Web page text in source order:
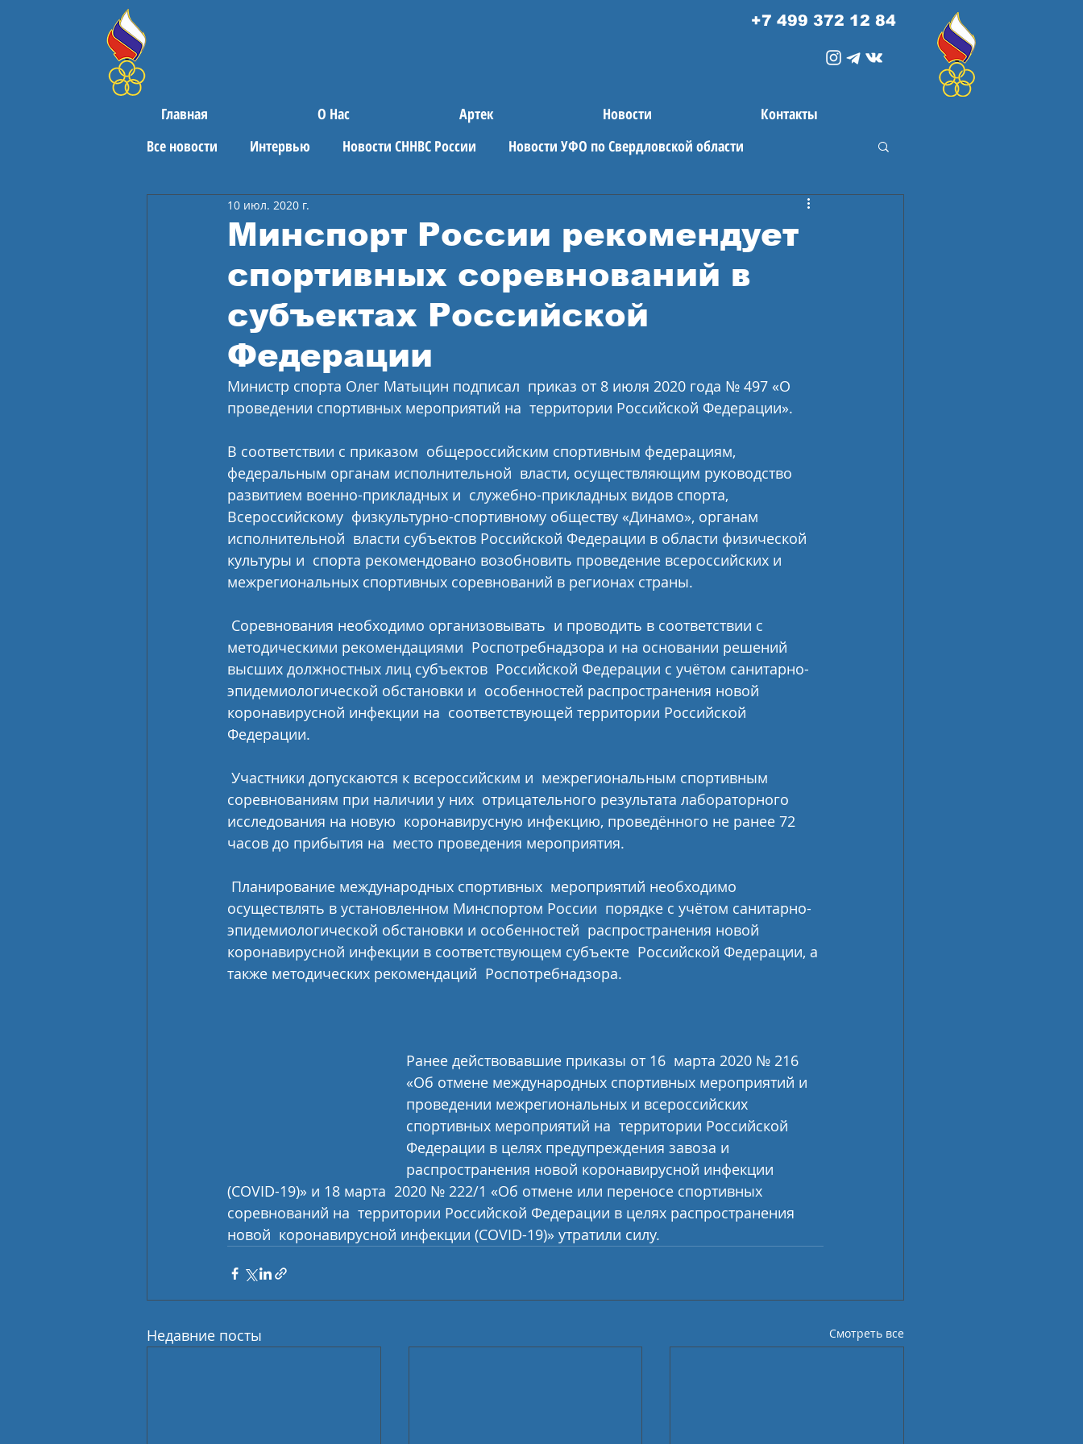
+7 499 372 12 84
Главная О Нас Артек Новости
Контакты
Все новости
Интервью Новости СННВС России Новости УФО по Свердловской области
Поздравления Спортивные новости
Минспорт России рекомендует
спортивных соревнований в
субъектах Российской
Федерации
10 июл. 2020 г.
Министр спорта Олег Матыцин подписал  приказ от 8 июля 2020 года № 497 «О
проведении спортивных мероприятий на  территории Российской Федерации».
В соответствии с приказом  общероссийским спортивным федерациям,
федеральным органам исполнительной  власти, осуществляющим руководство
развитием военно-прикладных и  служебно-прикладных видов спорта,
Всероссийскому  физкультурно-спортивному обществу «Динамо», органам
исполнительной  власти субъектов Российской Федерации в области физической
культуры и  спорта рекомендовано возобновить проведение всероссийских и
межрегиональных спортивных соревнований в регионах страны.
методическими рекомендациями  Роспотребнадзора и на основании решений
высших должностных лиц субъектов  Российской Федерации с учётом санитарно-
эпидемиологической обстановки и  особенностей распространения новой
коронавирусной инфекции на  соответствующей территории Российской
Федерации.
соревнованиям при наличии у них  отрицательного результата лабораторного
исследования на новую  коронавирусную инфекцию, проведённого не ранее 72
часов до прибытия на  место проведения мероприятия.
осуществлять в установленном Минспортом России  порядке с учётом санитарно-
эпидемиологической обстановки и особенностей  распространения новой
коронавирусной инфекции в соответствующем субъекте  Российской Федерации, а
также методических рекомендаций  Роспотребнадзора.
Ранее действовавшие приказы от 16  марта 2020 № 216
«Об отмене международных спортивных мероприятий и
проведении межрегиональных и всероссийских
спортивных мероприятий на  территории Российской
Федерации в целях предупреждения завоза и
распространения новой коронавирусной инфекции
(COVID-19)» и 18 марта  2020 № 222/1 «Об отмене или переносе спортивных
соревнований на  территории Российской Федерации в целях распространения
новой  коронавирусной инфекции (COVID-19)» утратили силу.
Недавние посты Смотреть все